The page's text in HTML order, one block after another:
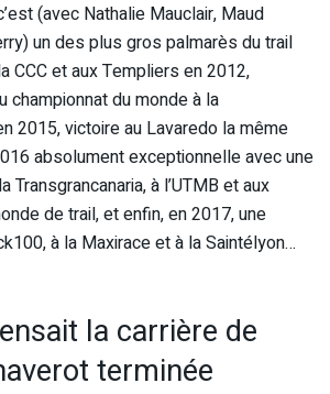
(avec Nathalie Mauclair, Maud
un des plus gros palmarès du trail
CCC et aux Templiers en 2012,
championnat du monde à la
2015, victoire au Lavaredo la même
absolument exceptionnelle avec une
Transgrancanaria, à l’UTMB et aux
de trail, et enfin, en 2017, une
à la Maxirace et à la Saintélyon…
la carrière de
terminée